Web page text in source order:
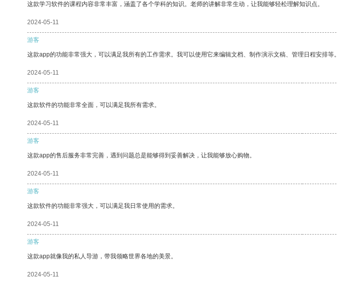
这款学习软件的课程内容非常丰富，涵盖了各个学科的知识。老师的讲解非常生动，让我能够轻松理解知识点。
2024-05-11
游客
这款app的功能非常强大，可以满足我所有的工作需求。我可以使用它来编辑文档、制作演示文稿、管理日程安排等。
2024-05-11
游客
这款软件的功能非常全面，可以满足我所有需求。
2024-05-11
游客
这款app的售后服务非常完善，遇到问题总是能够得到妥善解决，让我能够放心购物。
2024-05-11
游客
这款软件的功能非常强大，可以满足我日常使用的需求。
2024-05-11
游客
这款app就像我的私人导游，带我领略世界各地的美景。
2024-05-11